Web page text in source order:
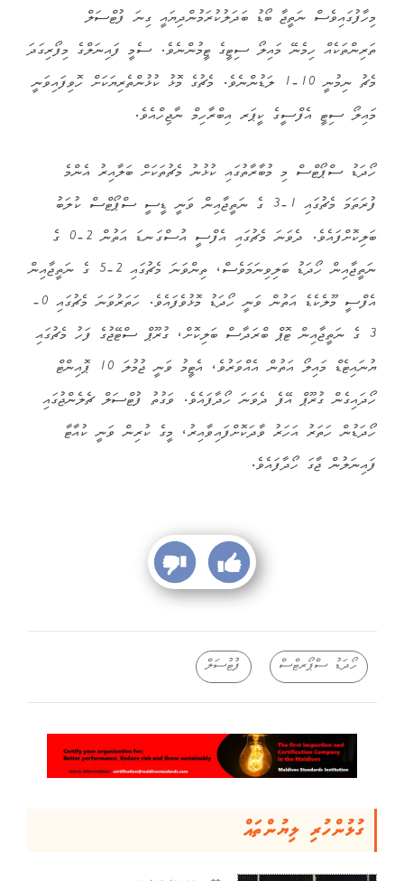
މިހާފުގައިވެސް ނަތީޖާ ބޯޑު ބަދަލުކުރަމުންދިޔައީ ގިނަ ފުޓްސަލް
ތަރިންތަކެއް ހިމެނޭ މައިލޯ ސިޓީގެ ޓީމުންނެވެ. ސެމީ ފައިނަލްގެ މިފޯރިގަދަ
މެޗު ނިމުނީ 10-1 ލަޑުންނެވެ. މެޗުގެ މޮޅު ކުޅުންތެރިޔަކަށް ހޮވިފައިވަނީ
މައިލޯ ސިޓީ އެފްސީގެ ކީޕަރ އިބްރާހިމް ނާޖިހްއެވެ.
ހޯދަޑު ސްޕޯޓްސް މި މުބާރާތުގައި ކުޅުނު މެޗުތަކަށް ބަލާއިރު އެންމެ
ފުރަތަމަ މެޗުގައި 1-3 ގެ ނަތީޖާއިން ވަނީ ޑީސީ ސްޕޯޓްސް ކުލަބު
ބަލިކޮށްފައެވެ. ދެވަނަ މެޗުގައި އެފްސީ އުސްގަނޑަ އަތުން 2-0 ގެ
ނަތީޖާއިން ހޯދަޑު ބަލިވިނަމަވެސް، ތިންވަނަ މެޗުގައި 2-5 ގެ ނަތީޖާއިން
އެފްސީ މޫލެކެޑެ އަތުން ވަނީ ހޯދަޑު މޮޅުވެފައެވެ. ހަތަރުވަނަ މެޗުގައި 0-
3 ގެ ނަތީޖާއިން ޓޮޕް ބްރަދާސް ބަލިކޮށް، ގުރޫޕް ސްޓޭޖުގެ ފަހު މެޗުގައި
ޔުނައިޓެޑް މައިލޯ އަތުން އެއްވަރުވެ، އެޓީމު ވަނީ ޖުމުލަ 10 ޕޮއިންޓް
ހޯދައިގެން ގުރޫޕް އޭފެ ދެވަނަ ހޯދާފައެވެ. ވަގުތު ފުޓްސަލް ޗެލެންޖުގައި
ހޯދަޑުން ހަތަރު އަހަރު ވާދަކޮށްފައިވާއިރު، މީގެ ކުރިން ވަނީ ކުއާޓާ
ފައިނަލުން ޖާގަ ހޯދާފައެވެ.
ހޯދަޑު ސްޕޯރޓްސް ފުޓުސަލް
ގުޅުންހުރި ލިޔުންތައް